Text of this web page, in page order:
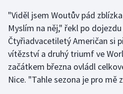
Vodní slalom
Volejbal
Ostatní
"Viděl jsem Woutův pád
Myslím na něj," řekl po
Čtyřiadvacetiletý Američan si
vítězství a druhý triumf ve
začátkem března ovládl
Nice. "Tahle sezona je pro mě